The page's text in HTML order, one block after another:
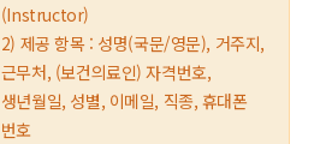
(Instructor)
2) 제공 항목 : 성명(국문/영문), 거주지,
근무처, (보건의료인) 자격번호,
생년월일, 성별, 이메일, 직종, 휴대폰
번호